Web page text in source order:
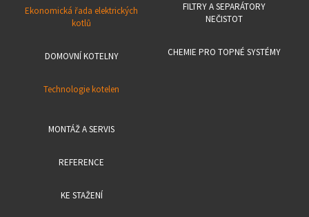
Ekonomická řada elektrických
kotlů
DOMOVNÍ KOTELNY
Technologie kotelen
FILTRY A SEPARÁTORY
NEČISTOT
CHEMIE PRO TOPNÉ SYSTÉMY
MONTÁŽ A SERVIS
REFERENCE
KE STAŽENÍ